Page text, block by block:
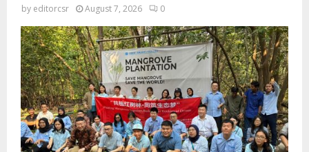
by editorcsr August 7, 2026 0